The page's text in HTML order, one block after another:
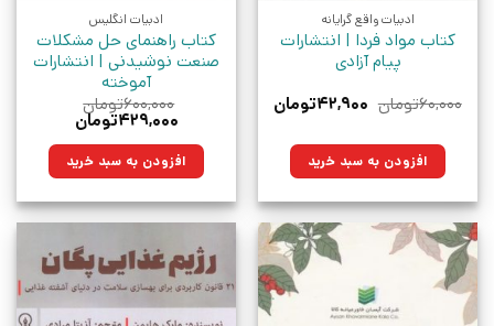
ادبیات واقع گرایانه
کتاب مواد فردا | انتشارات
پیام آزادی
۶۰,۰۰۰تومان قیمت
بود.
۴۲,۹۰۰تومانقیمت
فعلی:
افزودن به سبد خرید
ادبیات انگلیس
کتاب راهنمای حل مشکلات
صنعت نوشیدنی | انتشارات
آموخته
۶۰۰,۰۰۰تومان
قیمت
۶۰۰,۰۰۰تومان
بود.
۴۲۹,۰۰۰تومان
۴۲۹,۰۰۰تومان.افزودن به سبد خرید